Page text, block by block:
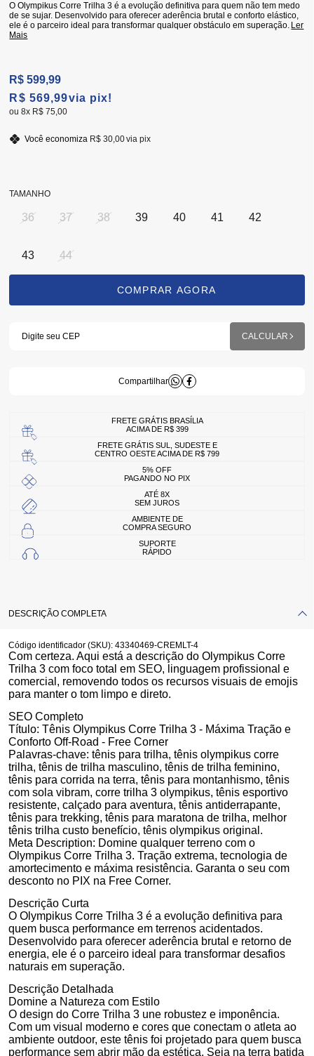
O Olympikus Corre Trilha 3 é a evolução definitiva para quem não tem medo
de se sujar. Desenvolvido para oferecer aderência brutal e conforto elástico,
ele é o parceiro ideal para transformar qualquer obstáculo em superação. Ler
Mais
R$ 569,99via pix!
R$ 599,99
8x R$ 75,00
Você economiza R$ 30,00via pix
TAMANHO
36 37 38 39 40 41 42
43 44
FRETE GRÁTIS BRASÍLIA
ACIMA DE R$ 399
FRETE GRÁTIS SUL, SUDESTE E
CENTRO OESTE ACIMA DE R$ 799
5% OFF
PAGANDO NO PIX
ATÉ 8X
SEM JUROS
AMBIENTE DE
COMPRA SEGURO
SUPORTE
RÁPIDO
DESCRIÇÃO COMPLETA
Código identificador (SKU): 43340469-CREMLT-4
Com certeza. Aqui está a descrição do Olympikus Corre
Trilha 3 com foco total em SEO, linguagem profissional e
comercial, removendo todos os recursos visuais de emojis
para manter o tom limpo e direto.
SEO Completo
Título: Tênis Olympikus Corre Trilha 3 - Máxima Tração e
Conforto Off-Road - Free Corner
Palavras-chave: tênis para trilha, tênis olympikus corre
trilha, tênis de trilha masculino, tênis de trilha feminino,
tênis para corrida na terra, tênis para montanhismo, tênis
com sola vibram, corre trilha 3 olympikus, tênis esportivo
resistente, calçado para aventura, tênis antiderrapante,
tênis para trekking, tênis para maratona de trilha, melhor
tênis trilha custo benefício, tênis olympikus original.
Meta Description: Domine qualquer terreno com o
Olympikus Corre Trilha 3. Tração extrema, tecnologia de
amortecimento e máxima resistência. Garanta o seu com
desconto no PIX na Free Corner.
Descrição Curta
O Olympikus Corre Trilha 3 é a evolução definitiva para
quem busca performance em terrenos acidentados.
Desenvolvido para oferecer aderência brutal e retorno de
energia, ele é o parceiro ideal para transformar desafios
naturais em superação.
Descrição Detalhada
Domine a Natureza com Estilo
O design do Corre Trilha 3 une robustez e imponência.
Com um visual moderno e cores que conectam o atleta ao
ambiente outdoor, este tênis foi projetado para quem busca
performance sem abrir mão da estética. Seja na terra batida